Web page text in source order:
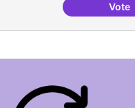
Vote